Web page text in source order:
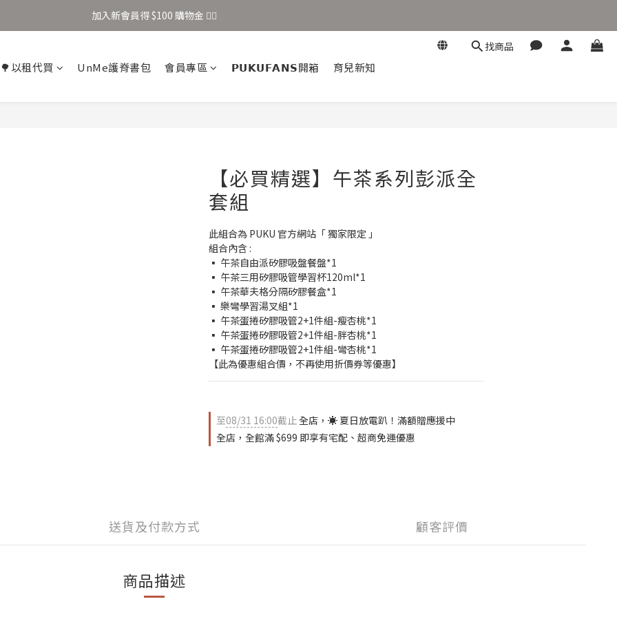
加入新會員得 $100 購物金 👉🏻
加入新會員得 $100 購物金 👉🏻
加入新會員得 $100 購物金 👉🏻
找商品
🌳以租代買 UnMe護脊書包 會員專區 𝗣𝗨𝗞𝗨𝗙𝗔𝗡𝗦開箱 育兒新知
【必買精選】午茶系列彭派全
套組
此組合為 PUKU 官方網站「 獨家限定 」
組合內含 :
▪ 午茶自由派矽膠吸盤餐盤*1
▪ 午茶三用矽膠吸管學習杯120ml*1
▪ 午茶華夫格分隔矽膠餐盒*1
▪ 樂彎學習湯叉組*1
▪ 午茶蛋捲矽膠吸管2+1件組-瘦杏桃*1
▪ 午茶蛋捲矽膠吸管2+1件組-胖杏桃*1
▪ 午茶蛋捲矽膠吸管2+1件組-彎杏桃*1
【此為優惠組合價，不再使用折價券等優惠】
至08/31 16:00截止全店，☀️ 夏日放電趴！滿額贈應援中
全店，全館滿 $699 即享有宅配、超商免運優惠
送貨及付款方式 顧客評價
商品描述